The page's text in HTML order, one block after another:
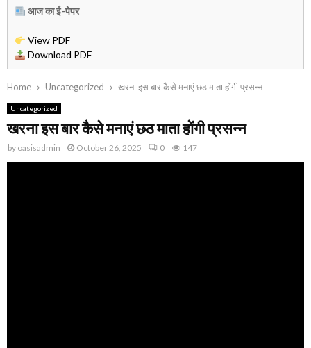
Home Uncategorized खरना इस बार कैसे मनाएं छठ माता होंगी प्रसन्न
Uncategorized
खरना इस बार कैसे मनाएं छठ माता होंगी प्रसन्न
by oasisadmin October 26, 2025 0 147
आज का ई-पेपर
View PDF
Download PDF